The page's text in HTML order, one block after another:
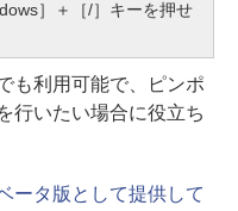
］＋［/］キーを押せ
も利用可能で、ピンポ
行いたい場合に役立ち
ータ版として提供して